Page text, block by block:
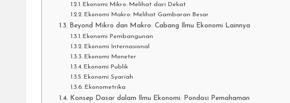
Ekonomi Mikro: Melihat dari Dekat
Ekonomi Makro: Melihat Gambaran Besar
Beyond Mikro dan Makro: Cabang Ilmu Ekonomi Lainnya
Ekonomi Pembangunan
Ekonomi Internasional
Ekonomi Moneter
Ekonomi Publik
Ekonomi Syariah
Ekonometrika
Konsep Dasar dalam Ilmu Ekonomi: Pondasi Pemahaman